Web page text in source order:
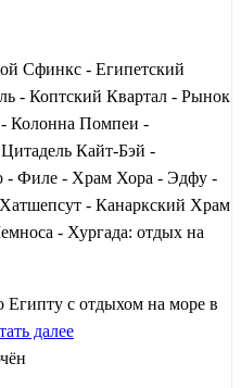
Сфинкс - Египетский
- Коптский Квартал - Рынок
Колонна Помпеи -
Кайт-Бэй -
- Филе - Храм Хора - Эдфу -
- Канаркский Храм
- Хургада: отдых на
с отдыхом на море в
далее